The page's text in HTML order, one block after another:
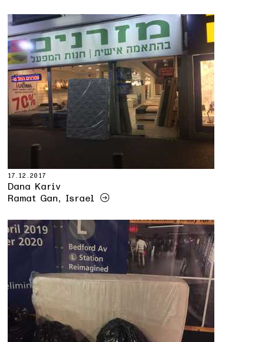
17.12.2017
Dana Kariv
Ramat Gan, Israel